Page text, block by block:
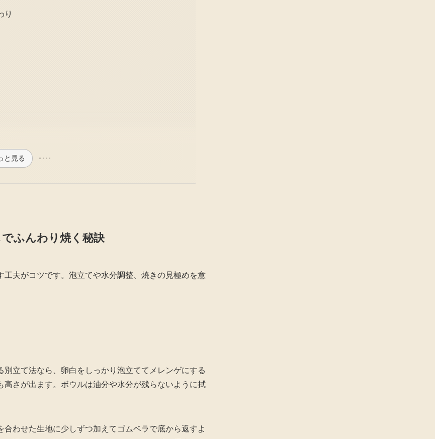
り
と見る
ふんわり焼く秘訣
夫がコツです。泡立てや水分調整、焼きの見極めを意
立て法なら、卵白をしっかり泡立ててメレンゲにする
さが出ます。ボウルは油分や水分が残らないように拭
わせた生地に少しずつ加えてゴムベラで底から返すよ